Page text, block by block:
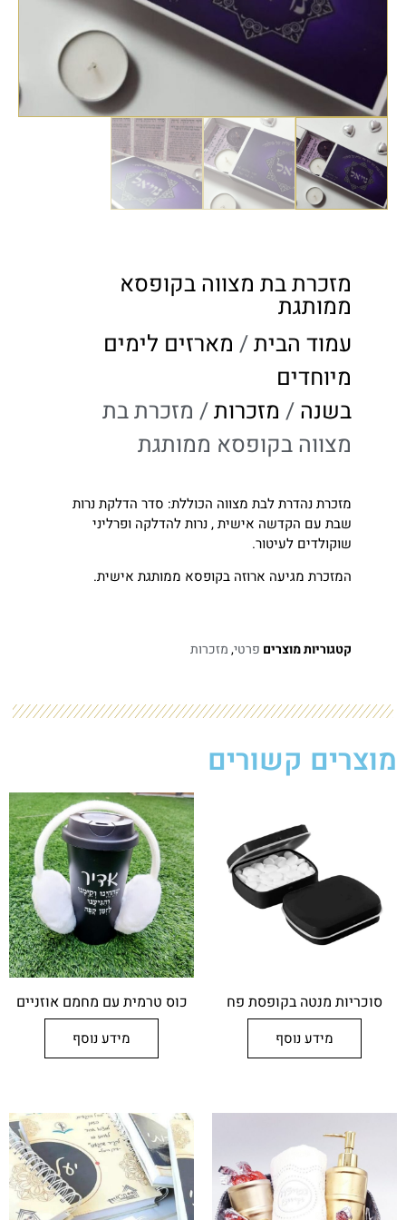
מזכרת בת מצווה בקופסא
ממותגת
עמוד הבית/ מארזים לימים
מיוחדים
בשנה/ מזכרות/ מזכרת בת
מצווה בקופסא ממותגת
מזכרת נהדרת לבת מצווה הכוללת: סדר הדלקת נרות
שבת עם הקדשה אישית , נרות להדלקה ופרליני
שוקולדים לעיטור.
המזכרת מגיעה ארוזה בקופסא ממותגת אישית.
קטגוריות מוצרים פרטי,מזכרות
מוצרים קשורים
סוכריות מנטה בקופסת פח
מידע נוסף
כוס טרמית עם מחמם אוזניים
מידע נוסף